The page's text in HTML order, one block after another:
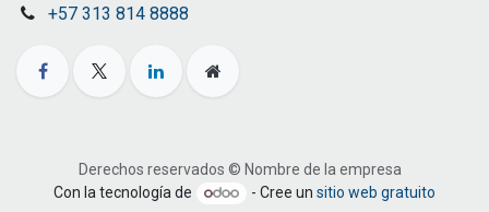
+57 313 814 8888
Derechos reservados © Nombre de la empresa
Con la tecnología de
- Cree unsitio web gratuito